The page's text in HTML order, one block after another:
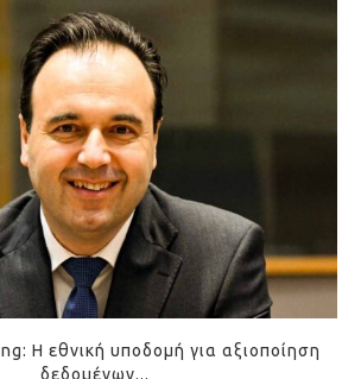
Η εθνική υποδομή για αξιοποίηση
δεδομένων...